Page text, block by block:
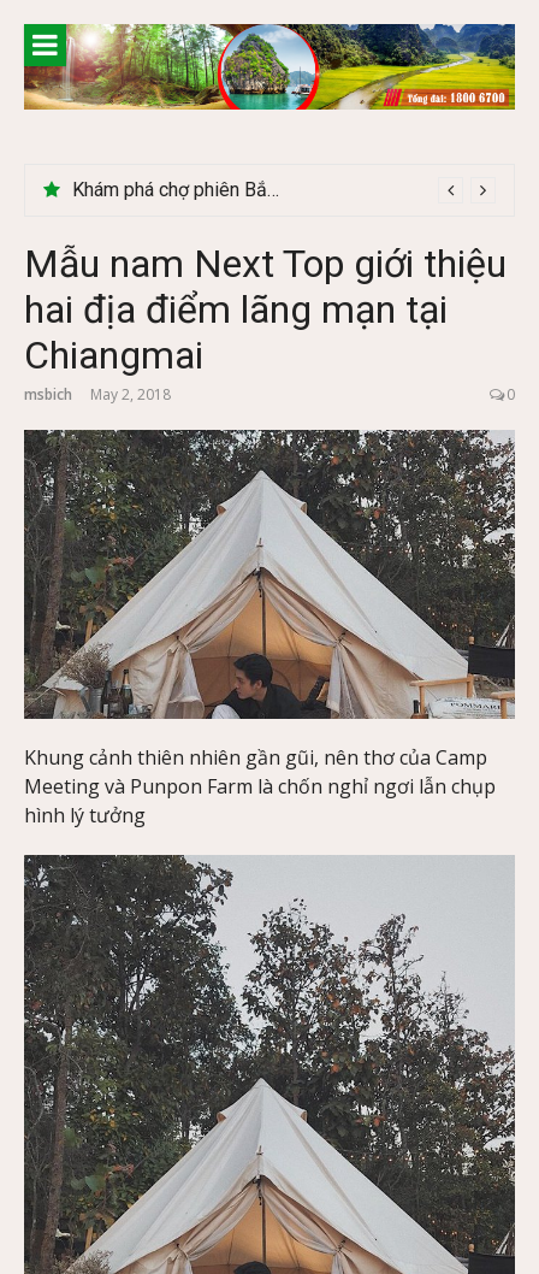
content
Khám phá chợ phiên Bắc Hà có gì đặc biệt
Mẫu nam Next Top giới thiệu
hai địa điểm lãng mạn tại
Chiangmai
msbich May 2, 2018 0
Khung cảnh thiên nhiên gần gũi, nên thơ của Camp
Meeting và Punpon Farm là chốn nghỉ ngơi lẫn chụp
hình lý tưởng